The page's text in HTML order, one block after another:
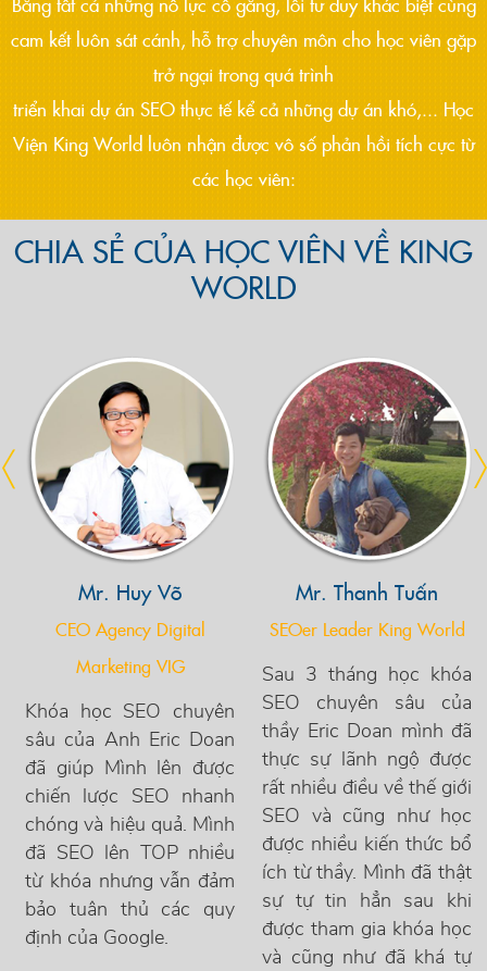
Bằng tất cả những nỗ lực cố gắng, lối tư duy khác biệt cùng
cam kết luôn sát cánh, hỗ trợ chuyên môn cho học viên gặp
trở ngại trong quá trình
triển khai dự án SEO thực tế kể cả những dự án khó,... Học
Viện King World luôn nhận được vô số phản hồi tích cực từ
các học viên:
CHIA SẺ CỦA HỌC VIÊN VỀ KING
WORLD
Mr. Huy Võ
CEO Agency Digital
Marketing VIG
Khóa học SEO chuyên
sâu của Anh Eric Doan
đã giúp Mình lên được
chiến lược SEO nhanh
chóng và hiệu quả. Mình
đã SEO lên TOP nhiều
từ khóa nhưng vẫn đảm
bảo tuân thủ các quy
định của Google.
Mr. Thanh Tuấn
SEOer Leader King World
Sau 3 tháng học khóa
SEO chuyên sâu của
thầy Eric Doan mình đã
thực sự lãnh ngộ được
rất nhiều điều về thế giới
SEO và cũng như học
được nhiều kiến thức bổ
ích từ thầy. Mình đã thật
sự tự tin hẳn sau khi
được tham gia khóa học
và cũng như đã khá tự